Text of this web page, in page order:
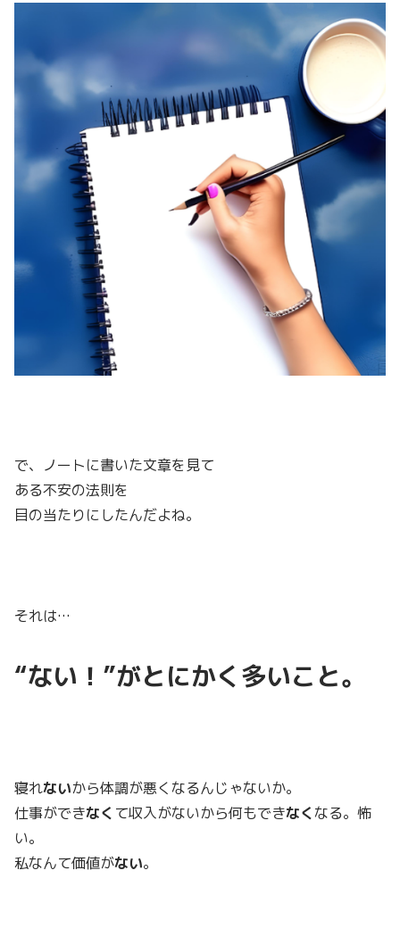
で、ノートに書いた文章を見て
ある不安の法則を
目の当たりにしたんだよね。
それは…
“ない！”がとにかく多いこと。
寝れないから体調が悪くなるんじゃないか。
仕事ができなく て収入がないから何もできなくなる。怖
い。
私なんて価値がない。